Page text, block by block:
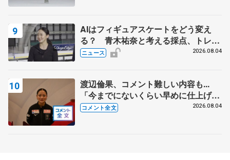
AIはフィギュアスケートをどう変え
る？ 青木祐奈と考える採点、トレー
ニングの未来
ニュース 2026.08.04
渡辺倫果、コメント難しい内容も...
「今までにないくらい早めに仕上げら
れている」 【アジアンオープントロ
コメント全文 2026.08.04